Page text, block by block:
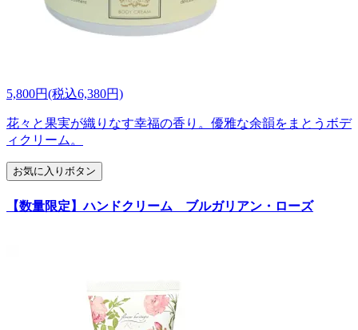
5,800円(税込6,380円)
花々と果実が織りなす幸福の香り。優雅な余韻をまとうボデ
ィクリーム。
お気に入りボタン
【数量限定】ハンドクリーム ブルガリアン・ローズ